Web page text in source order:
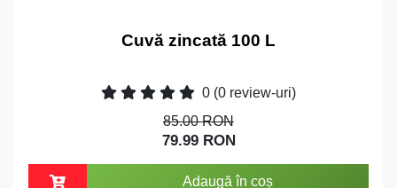
Cuvă zincată 100 L
0 (0 review-uri)
85.00 RON
79.99 RON
Adaugă în coș